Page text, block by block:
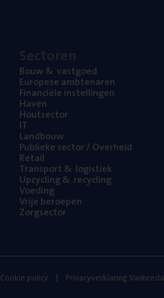
Bouw& vastgoed
Euro­pe­se ambtenaren
Finan­ci­ë­le instellingen
Haven
Hout­sec­tor
IT
Land­bouw
Publie­ke sec­tor / Overheid
Retail
Trans­port& logistiek
Upcy­cling& recycling
Voe­ding
Vrije beroe­pen
Zorg­sec­tor
Cookie policy Privacyverklaring Vanbreda